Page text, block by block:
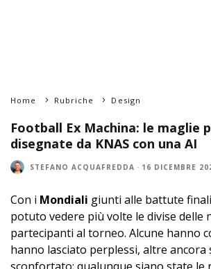
Home Rubriche Design
Football Ex Machina: le maglie
disegnate da KNAS con una AI
STEFANO ACQUAFREDDA · 16 DICEMBRE
Con i Mondiali giunti alle battute
potuto vedere più volte le divise delle
partecipanti al torneo. Alcune hanno
hanno lasciato perplessi, altre ancora